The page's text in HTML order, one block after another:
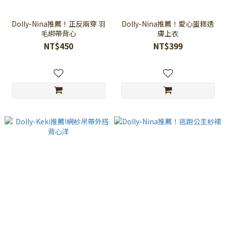
Dolly-Nina推薦！正反兩穿 羽
毛綁帶背心
NT$450
Dolly-Nina推薦！愛心蛋糕透
膚上衣
NT$399